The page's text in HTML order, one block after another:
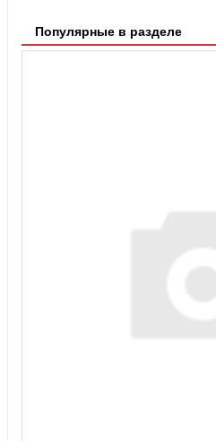
Популярные в разделе